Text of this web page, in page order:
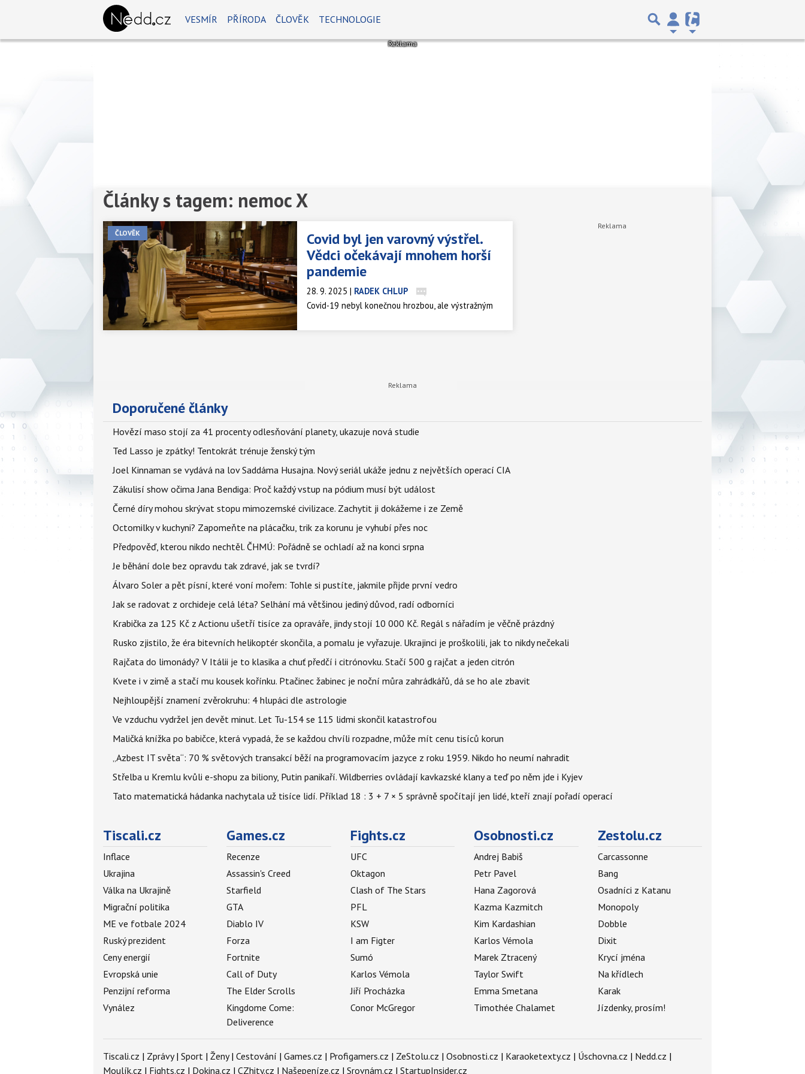
VESMÍR PŘÍRODA ČLOVĚK TECHNOLOGIE
Články s tagem: nemoc X
ČLOVĚK
Covid byl jen varovný výstřel.
Vědci očekávají mnohem horší
pandemie
28. 9. 2025 | RADEK CHLUP
Covid-19 nebyl konečnou hrozbou, ale výstražným
riziku nových pandemií s mnohem ničivějším
Doporučené články
Hovězí maso stojí za 41 procenty odlesňování planety, ukazuje nová studie
Ted Lasso je zpátky! Tentokrát trénuje ženský tým
Joel Kinnaman se vydává na lov Saddáma Husajna. Nový seriál ukáže jednu z největších operací CIA
Zákulisí show očima Jana Bendiga: Proč každý vstup na pódium musí být událost
Černé díry mohou skrývat stopu mimozemské civilizace. Zachytit ji dokážeme i ze Země
Octomilky v kuchyni? Zapomeňte na plácačku, trik za korunu je vyhubí přes noc
Předpověď, kterou nikdo nechtěl. ČHMÚ: Pořádně se ochladí až na konci srpna
Je běhání dole bez opravdu tak zdravé, jak se tvrdí?
Álvaro Soler a pět písní, které voní mořem: Tohle si pustíte, jakmile přijde první vedro
Jak se radovat z orchideje celá léta? Selhání má většinou jediný důvod, radí odborníci
Krabička za 125 Kč z Actionu ušetří tisíce za opraváře, jindy stojí 10 000 Kč. Regál s nářadím je věčně prázdný
Rusko zjistilo, že éra bitevních helikoptér skončila, a pomalu je vyřazuje. Ukrajinci je proškolili, jak to nikdy nečekali
Rajčata do limonády? V Itálii je to klasika a chuť předčí i citrónovku. Stačí 500 g rajčat a jeden citrón
Kvete i v zimě a stačí mu kousek kořínku. Ptačinec žabinec je noční můra zahrádkářů, dá se ho ale zbavit
Nejhloupější znamení zvěrokruhu: 4 hlupáci dle astrologie
Ve vzduchu vydržel jen devět minut. Let Tu-154 se 115 lidmi skončil katastrofou
Maličká knížka po babičce, která vypadá, že se každou chvíli rozpadne, může mít cenu tisíců korun
„Azbest IT světa“: 70 % světových transakcí běží na programovacím jazyce z roku 1959. Nikdo ho neumí nahradit
Střelba u Kremlu kvůli e-shopu za biliony, Putin panikaří. Wildberries ovládají kavkazské klany a teď po něm jde i Kyjev
Tato matematická hádanka nachytala už tisíce lidí. Příklad 18 : 3 + 7 × 5 správně spočítají jen lidé, kteří znají pořadí operací
Tiscali.cz
Inflace
Ukrajina
Válka na Ukrajině
Migrační politika
ME ve fotbale 2024
Ruský prezident
Ceny energií
Evropská unie
Penzijní reforma
Vynález
Games.cz
Recenze
Assassin's Creed
Starfield
GTA
Diablo IV
Forza
Fortnite
Call of Duty
The Elder Scrolls
Kingdome Come:
Deliverence
Fights.cz
UFC
Oktagon
Clash of The Stars
PFL
KSW
I am Figter
Sumó
Karlos Vémola
Jiří Procházka
Conor McGregor
Osobnosti.cz
Andrej Babiš
Petr Pavel
Hana Zagorová
Kazma Kazmitch
Kim Kardashian
Karlos Vémola
Marek Ztracený
Taylor Swift
Emma Smetana
Timothée Chalamet
Zestolu.cz
Carcassonne
Bang
Osadníci z Katanu
Monopoly
Dobble
Dixit
Krycí jména
Na křídlech
Karak
Jízdenky, prosím!
Tiscali.cz | Zprávy| Sport | Ženy| Cestování | Games.cz | Profigamers.cz | ZeStolu.cz | Osobnosti.cz | Karaoketexty.cz | Úschovna.cz | Nedd.cz |
Moulík.cz | Fights.cz | Dokina.cz | CZhity.cz | Našepeníze.cz | Srovnám.cz | StartupInsider.cz